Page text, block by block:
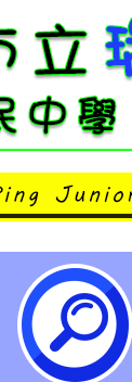
徐嘉